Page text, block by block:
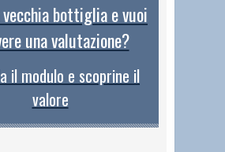
vecchia bottiglia e vuoi
una valutazione?
il modulo e scoprine il
valore